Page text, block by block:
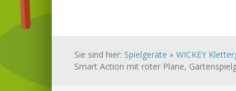
Sie sind hier: Spielgeräte » WICKEY
Smart Action mit roter Plane,